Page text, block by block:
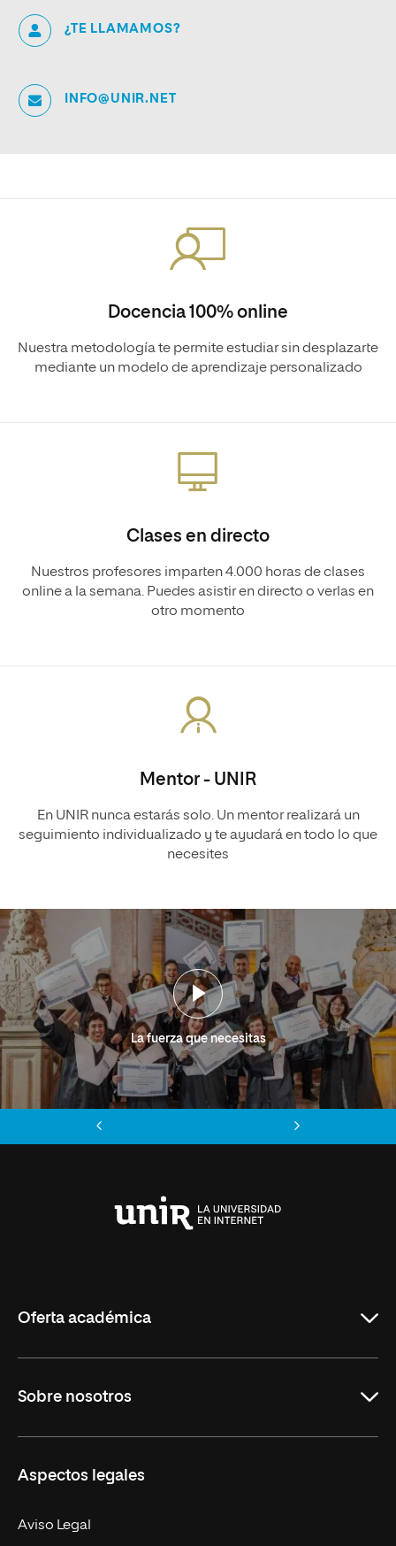
¿TE LLAMAMOS?
INFO@UNIR.NET
Docencia 100% online
Nuestra metodología te permite estudiar sin desplazarte
mediante un modelo de aprendizaje personalizado
Clases en directo
Nuestros profesores imparten 4.000 horas de clases
online a la semana. Puedes asistir en directo o verlas en
otro momento
Mentor - UNIR
En UNIR nunca estarás solo. Un mentor realizará un
seguimiento individualizado y te ayudará en todo lo que
necesites
La fuerza que necesitas
Oferta académica
Másteres Oficiales
Doctorados
Experto Universitario
Sobre nosotros
Facultades
Nuestro Equipo
Aspectos legales
Aviso Legal